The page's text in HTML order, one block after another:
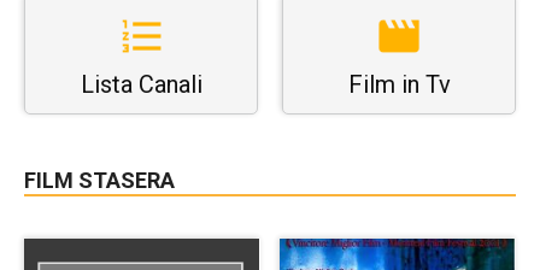
Lista Canali Film in Tv
FILM STASERA